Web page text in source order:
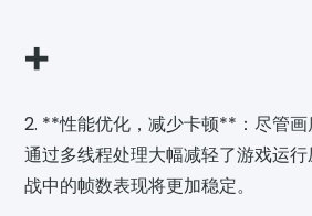
➕
2. **性能优化，减少卡顿**：尽管画
通过多线程处理大幅减轻了游戏运
战中的帧数表现将更加稳定。